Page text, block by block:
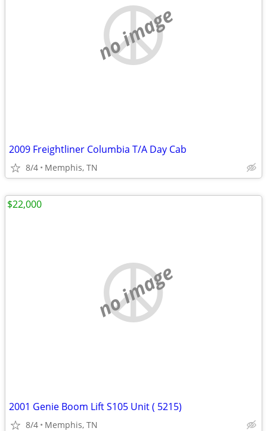
no image
2009 Freightliner Columbia T/A Day Cab
8/4 Memphis, TN
no image
2001 Genie Boom Lift S105 Unit ( 5215)
8/4 Memphis, TN
$22,000